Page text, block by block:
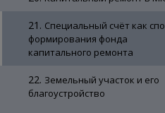
21. Специальный счёт как
формирования фонда
капитального ремонта
22. Земельный участок и его
благоустройство